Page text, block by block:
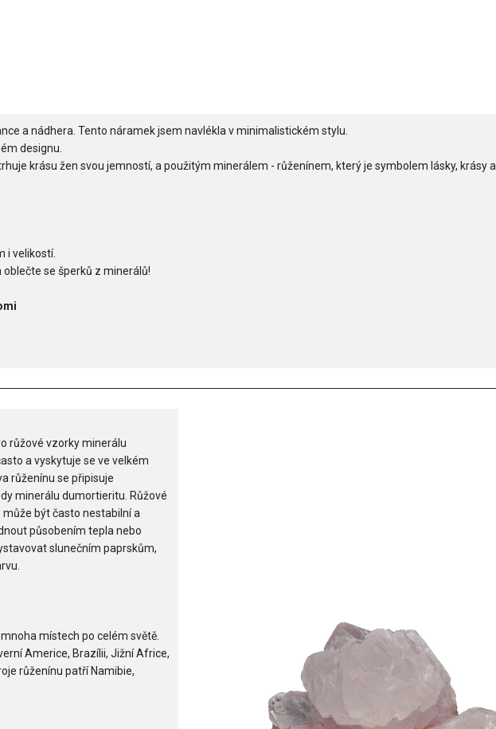
a nádhera. Tento náramek jsem navlékla v minimalistickém stylu.
designu.
krásu žen svou jemností, a použitým minerálem - růženínem, který je symbolem lásky, krásy a
i velikostí.
se šperků z minerálů!
růžové vzorky minerálu
a vyskytuje se ve velkém
růženínu se připisuje
minerálu dumortieritu. Růžové
být často nestabilní a
působením tepla nebo
slunečním paprskům,
místech po celém světě.
Americe, Brazílii, Jižní Africe,
růženínu patří Namibie,